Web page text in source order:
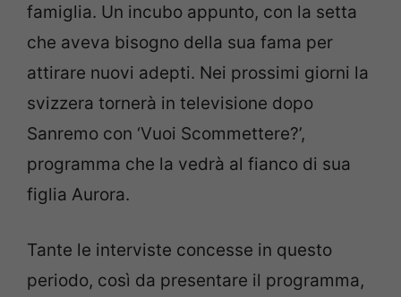
famiglia. Un incubo appunto, con la setta
che aveva bisogno della sua fama per
attirare nuovi adepti. Nei prossimi giorni la
svizzera tornerà in televisione dopo
Sanremo con ‘Vuoi Scommettere?’,
programma che la vedrà al fianco di sua
figlia Aurora.
Tante le interviste concesse in questo
periodo, così da presentare il programma,